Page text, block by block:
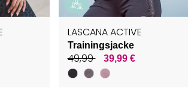
LASCANA ACTIVE
Trainingsjacke
49,99 39,99 €